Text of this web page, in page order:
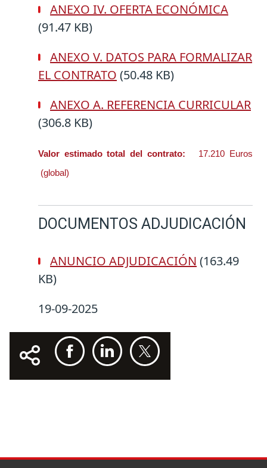
ANEXO IV. OFERTA ECONÓMICA
(91.47 KB)
ANEXO V. DATOS PARA FORMALIZAR
EL CONTRATO (50.48 KB)
ANEXO A. REFERENCIA CURRICULAR
(306.8 KB)
Valor estimado total del contrato: 17.210 Euros
(global)
DOCUMENTOS ADJUDICACIÓN
ANUNCIO ADJUDICACIÓN (163.49
KB)
19-09-2025